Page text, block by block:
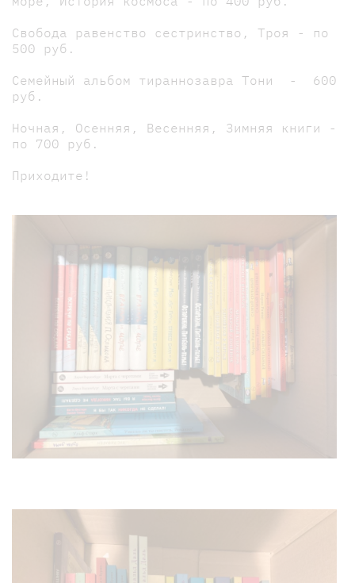
Свобода равенство сестринство, Троя - по
500 руб.
Семейный альбом тираннозавра Тони - 600
руб.
Ночная, Осенняя, Весенняя, Зимняя книги -
по 700 руб.
Приходите!